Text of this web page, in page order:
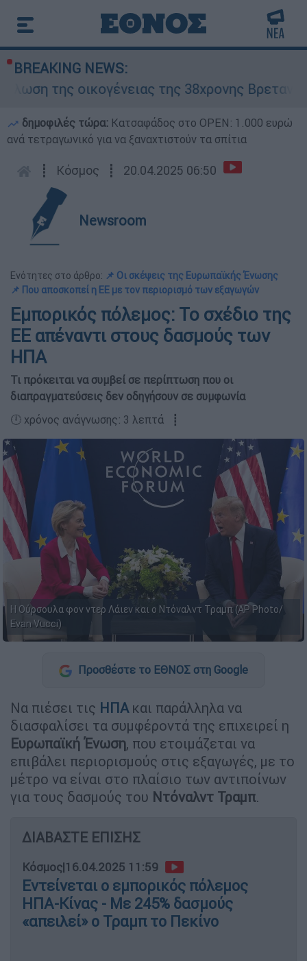
BREAKING NEWS:
της οικογένειας της 38χρονης Βρετανίδας
δημοφιλές τώρα: Κατσαφάδος στο OPEN: 1.000 ευρώ
ανά τετραγωνικό για να ξαναχτιστούν τα σπίτια
┋ Κόσμος ┋ 20.04.2025 06:50
Newsroom
Ενότητες στο άρθρο: 📌 Οι σκέψεις της Ευρωπαϊκής Ένωσης
📌 Που αποσκοπεί η ΕΕ με τον περιορισμό των εξαγωγών
Εμπορικός πόλεμος: Το σχέδιο της
ΕΕ απέναντι στους δασμούς των
ΗΠΑ
Τι πρόκειται να συμβεί σε περίπτωση που οι
διαπραγματεύσεις δεν οδηγήσουν σε συμφωνία
🕛 χρόνος ανάγνωσης: 3 λεπτά ┋
Η Ούρσουλα φον ντερ Λάιεν και ο Ντόναλντ Τραμπ (AP Photo/
Evan Vucci)
Προσθέστε το ΕΘΝΟΣ στη Google
Να πιέσει τις ΗΠΑ και παράλληλα να
διασφαλίσει τα συμφέροντά της επιχειρεί η
Ευρωπαϊκή Ένωση, που ετοιμάζεται να
επιβάλει περιορισμούς στις εξαγωγές, με το
μέτρο να είναι στο πλαίσιο των αντιποίνων
για τους δασμούς του Ντόναλντ Τραμπ.
ΔΙΑΒΑΣΤΕ ΕΠΙΣΗΣ
Κόσμος|16.04.2025 11:59
Εντείνεται ο εμπορικός πόλεμος
ΗΠΑ-Κίνας - Με 245% δασμούς
«απειλεί» ο Τραμπ το Πεκίνο